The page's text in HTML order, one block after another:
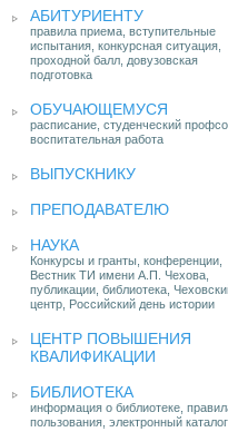
АБИТУРИЕНТУ
правила приема, вступительные
испытания, конкурсная ситуация,
проходной балл, довузовская
подготовка
ОБУЧАЮЩЕМУСЯ
расписание, студенческий
воспитательная работа
ВЫПУСКНИКУ
ПРЕПОДАВАТЕЛЮ
НАУКА
Конкурсы и гранты, конференции,
Вестник ТИ имени А.П. Чехова,
публикации, библиотека,
центр, Российский день истории
ЦЕНТР ПОВЫШЕНИЯ
КВАЛИФИКАЦИИ
БИБЛИОТЕКА
информация о библиотеке,
пользования, электронный каталог